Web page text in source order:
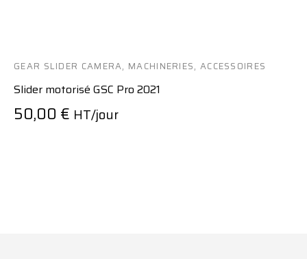
GEAR SLIDER CAMERA, MACHINERIES, ACCESSOIRES
VIDÉO
Slider motorisé GSC Pro 2021
50,00 € HT/jour